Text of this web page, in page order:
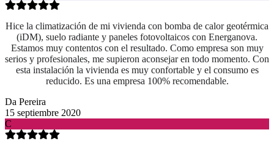
Hice la climatización de mi vivienda con bomba de calor geotérmica
(iDM), suelo radiante y paneles fotovoltaicos con Energanova.
Estamos muy contentos con el resultado. Como empresa son muy
serios y profesionales, me supieron aconsejar en todo momento. Con
esta instalación la vivienda es muy confortable y el consumo es
reducido. Es una empresa 100% recomendable.
Da Pereira
15 septiembre 2020
C